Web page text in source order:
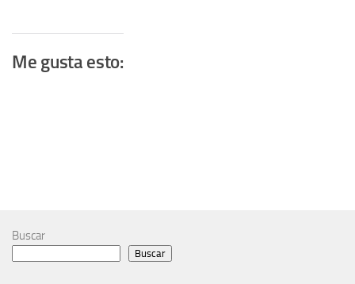
Me gusta esto:
Buscar
Buscar